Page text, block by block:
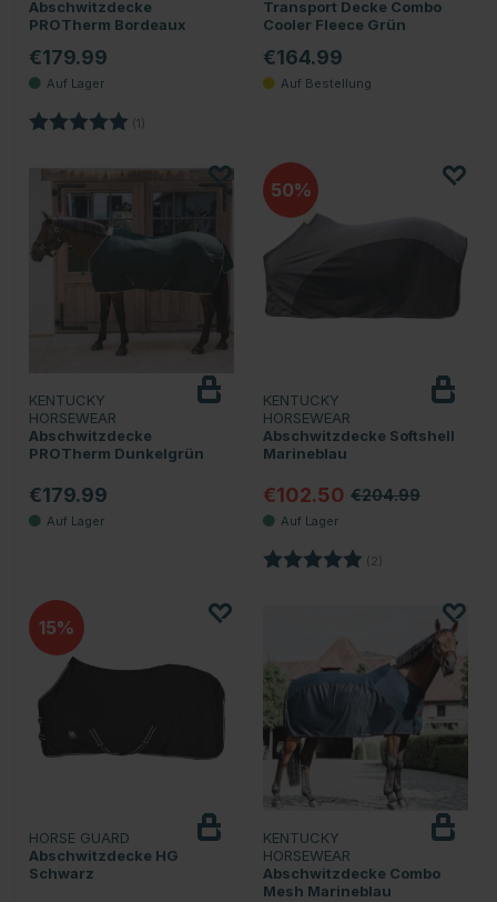
Abschwitzdecke
PROTherm Bordeaux
€179.99
Bewertung: (1)
Transport Decke Combo
Cooler Fleece Grün
€164.99
KENTUCKY
HORSEWEAR
Abschwitzdecke
PROTherm Dunkelgrün
€179.99
50
KENTUCKY
HORSEWEAR
Abschwitzdecke Softshell
Marineblau
€102.50 €204.99
Bewertung: (2)
15
HORSE GUARD
Abschwitzdecke HG
Schwarz
KENTUCKY
HORSEWEAR
Abschwitzdecke Combo
Mesh Marineblau